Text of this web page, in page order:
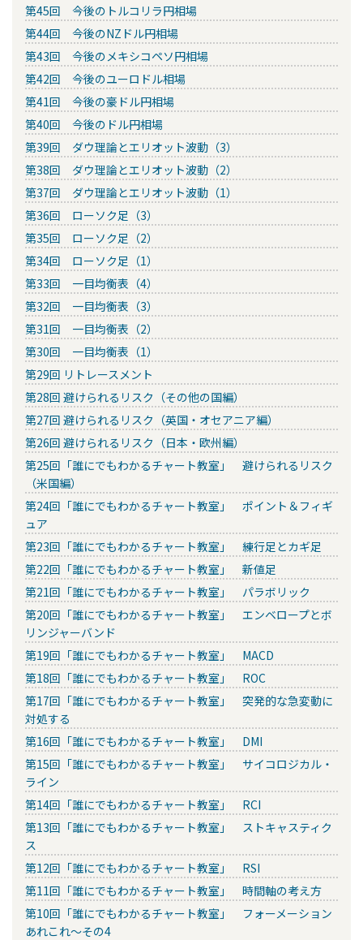
第45回 今後のトルコリラ円相場
第44回 今後のNZドル円相場
第43回 今後のメキシコペソ円相場
第42回 今後のユーロドル相場
第41回 今後の豪ドル円相場
第40回 今後のドル円相場
第39回 ダウ理論とエリオット波動（3）
第38回 ダウ理論とエリオット波動（2）
第37回 ダウ理論とエリオット波動（1）
第36回 ローソク足（3）
第35回 ローソク足（2）
第34回 ローソク足（1）
第33回 一目均衡表（4）
第32回 一目均衡表（3）
第31回 一目均衡表（2）
第30回 一目均衡表（1）
第29回 リトレースメント
第28回 避けられるリスク（その他の国編）
第27回 避けられるリスク（英国・オセアニア編）
第26回 避けられるリスク（日本・欧州編）
第25回「誰にでもわかるチャート教室」 避けられるリスク
（米国編）
第24回「誰にでもわかるチャート教室」 ポイント＆フィギ
ュア
第23回「誰にでもわかるチャート教室」 練行足とカギ足
第22回「誰にでもわかるチャート教室」 新値足
第21回「誰にでもわかるチャート教室」 パラボリック
第20回「誰にでもわかるチャート教室」 エンベロープとボ
リンジャーバンド
第19回「誰にでもわかるチャート教室」 MACD
第18回「誰にでもわかるチャート教室」 ROC
第17回「誰にでもわかるチャート教室」 突発的な急変動に
対処する
第16回「誰にでもわかるチャート教室」 DMI
第15回「誰にでもわかるチャート教室」 サイコロジカル・
ライン
第14回「誰にでもわかるチャート教室」 RCI
第13回「誰にでもわかるチャート教室」 ストキャスティク
ス
第12回「誰にでもわかるチャート教室」 RSI
第11回「誰にでもわかるチャート教室」 時間軸の考え方
第10回「誰にでもわかるチャート教室」 フォーメーション
あれこれ～その4